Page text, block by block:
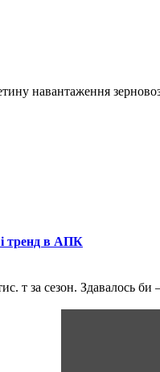
навантаження
і тренд в АПК
т за сезон. Здавалось